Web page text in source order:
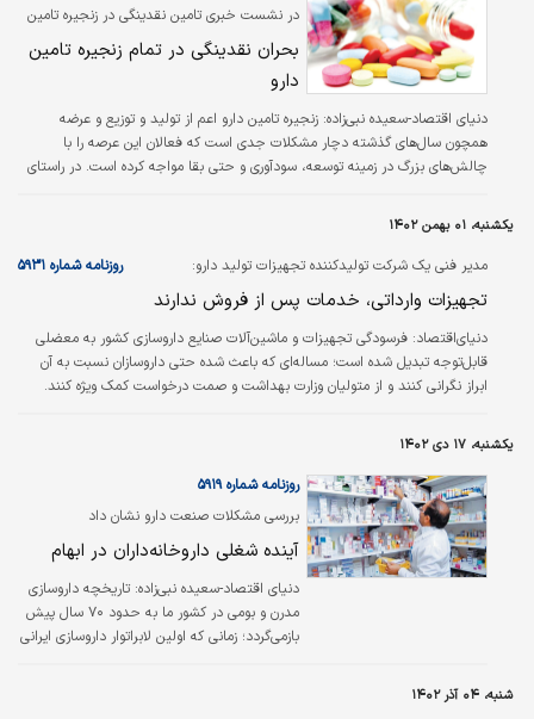
در نشست خبری تامین نقدینگی در زنجیره تامین
دارو مطرح شد
بحران نقدینگی در تمام زنجیره تامین
دارو
دنیای اقتصاد-سعیده نبی‌زاده: زنجیره تامین دارو اعم از تولید و توزیع و عرضه
همچون سال‌های گذشته دچار مشکلات جدی است که فعالان این عرصه را با
چالش‌‌‌های بزرگ در زمینه توسعه، سودآوری و حتی بقا مواجه کرده است. در راستای
دارو»، در محل سندیکای صاحبان صنایع داروهای انسانی ایران برگزار شد. در این
نشست نمایندگان بخش‌‌‌های مختلف زنجیره تامین دارو، اعم از حوزه تامین، تولید و
توزیع دارو ضمن بیان مشکلات و موانع موجود در مسیر عملکرد مطلوب این زنجیره،
یکشنبه، ۰۱ بهمن ۱۴۰۲
مدیر فنی یک شرکت تولیدکننده تجهیزات تولید دارو: روزنامه شماره ۵۹۳۱
تجهیزات وارداتی، خدمات پس از فروش ندارند
دنیای‌اقتصاد: فرسودگی تجهیزات و ماشین‌آلات صنایع داروسازی کشور به معضلی
قابل‌توجه تبدیل شده است؛ مساله‌ای که باعث شده حتی داروسازان نسبت به آن
ابراز نگرانی کنند و از متولیان وزارت بهداشت و صمت درخواست کمک ویژه کنند.
کاسته می‌شود بلکه بعید نیست خیلی زود کمبودهای دارویی نیز افزایش یابد.
یکشنبه، ۱۷ دی ۱۴۰۲
بررسی مشکلات صنعت دارو نشان داد
روزنامه شماره ۵۹۱۹
آینده شغلی داروخانه‏‏‌داران در ابهام
دنیای اقتصاد-سعیده نبی‌زاده: تاریخچه‏‏‌ داروسازی
مدرن و بومی در کشور ما به حدود ۷۰ سال پیش
بازمی‌گردد؛ زمانی که اولین لابراتوار داروسازی ایرانی
شنبه، ۰۴ آذر ۱۴۰۲